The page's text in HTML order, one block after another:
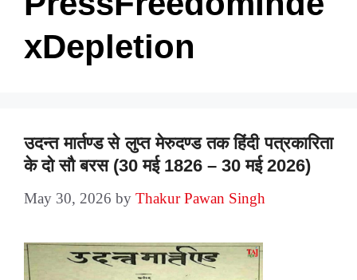
xDepletion
उदन्त मार्तण्ड से लुप्त मेरुदण्ड तक हिंदी पत्रकारिता
के दो सौ बरस (30 मई 1826 – 30 मई 2026)
May 30, 2026 by Thakur Pawan Singh